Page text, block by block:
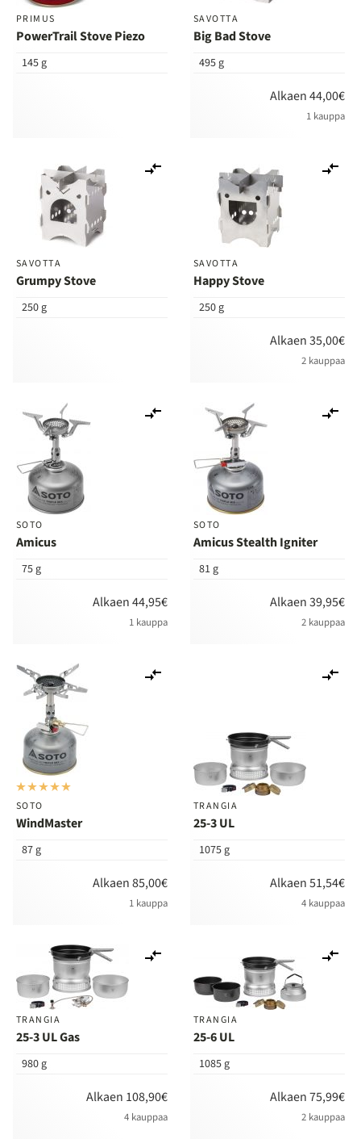
PRIMUS
PowerTrail Stove Piezo
145 g
SAVOTTA
Big Bad Stove
495 g
Alkaen 44,00€
1 kauppa
SAVOTTA
Grumpy Stove
250 g
SAVOTTA
Happy Stove
250 g
Alkaen 35,00€
2 kauppaa
SOTO
Amicus
75 g
Alkaen 44,95€
1 kauppa
vertailuun
SOTO
Amicus Stealth Igniter
81 g
Alkaen 39,95€
2 kauppaa
SOTO
WindMaster
87 g
Alkaen 85,00€
1 kauppa
TRANGIA
25-3 UL
1075 g
Alkaen 51,54€
4 kauppaa
TRANGIA
25-3 UL Gas
980 g
Alkaen 108,90€
4 kauppaa
TRANGIA
25-6 UL
1085 g
Alkaen 75,99€
2 kauppaa